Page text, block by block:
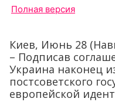
Полная версия
Киев, Июнь 28
– Подписав
Украина наконец
постсоветского
европейской